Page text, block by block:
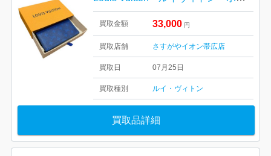
買取金額 33,000 円
買取店舗 さすがやイオン帯広店
買取日 07月25日
買取種別 ルイ・ヴィトン
買取品詳細